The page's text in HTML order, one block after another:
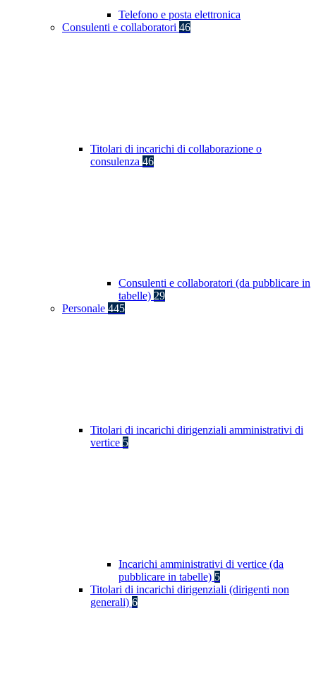
Telefono e posta elettronica
Consulenti e collaboratori 46
Titolari di incarichi di collaborazione o
consulenza 46
Consulenti e collaboratori (da pubblicare in
tabelle) 29
Personale 445
Titolari di incarichi dirigenziali amministrativi di
vertice 5
Incarichi amministrativi di vertice (da
pubblicare in tabelle) 5
Titolari di incarichi dirigenziali (dirigenti non
generali) 6